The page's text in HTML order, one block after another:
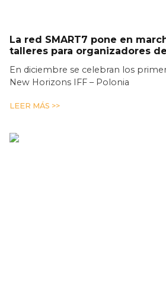
La red SMART7 pone en
talleres para organizadores
En diciembre se celebran los
New Horizons IFF – Polonia
LEER MÁS >>